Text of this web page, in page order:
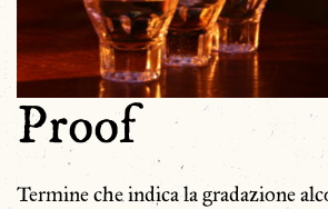
Proof
Termine che indica la gradazione